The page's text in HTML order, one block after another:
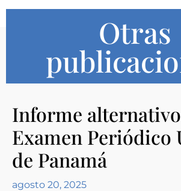
Otras
Informe
Examen Periódico
de Panamá
agosto 20, 2025